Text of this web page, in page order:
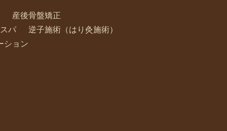
産後骨盤矯正
パ
逆子施術（はり灸施術）
ション